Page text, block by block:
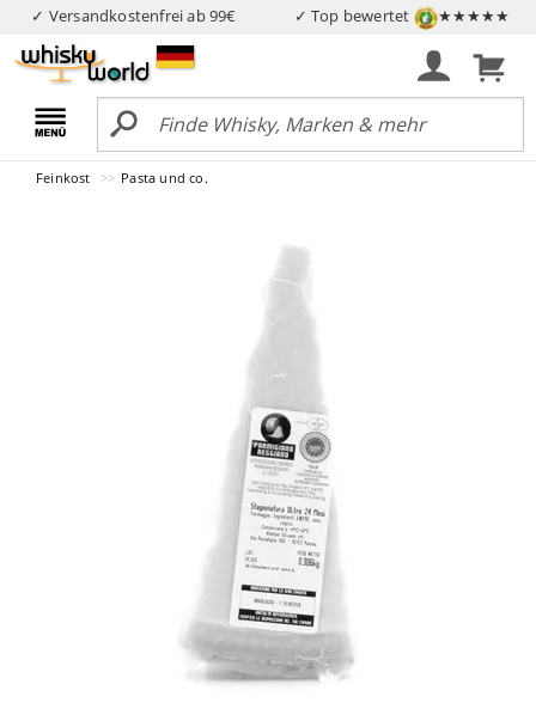
✓ Versandkostenfrei ab 99€ ✓ Top bewertet ★★★★★
Feinkost Pasta und co.